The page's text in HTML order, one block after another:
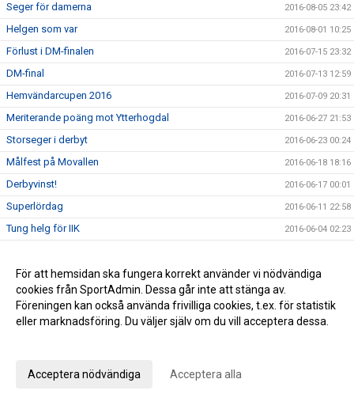
Seger för damerna 2016-08-05 23:42
Helgen som var 2016-08-01 10:25
Förlust i DM-finalen 2016-07-15 23:32
DM-final 2016-07-13 12:59
Hemvändarcupen 2016 2016-07-09 20:31
Meriterande poäng mot Ytterhogdal 2016-06-27 21:53
Storseger i derbyt 2016-06-23 00:24
Målfest på Movallen 2016-06-18 18:16
Derbyvinst! 2016-06-17 00:01
Superlördag 2016-06-11 22:58
Tung helg för IIK 2016-06-04 02:23
Dubbelvinst! 2016-05-28 19:09
Hemvändarcupen 2016 2016-05-04 16:30
För att hemsidan ska fungera korrekt använder vi nödvändiga
cookies från SportAdmin. Dessa går inte att stänga av.
Föreningen kan också använda frivilliga cookies, t.ex. för statistik
eller marknadsföring. Du väljer själv om du vill acceptera dessa.
Acceptera nödvändiga Acceptera alla